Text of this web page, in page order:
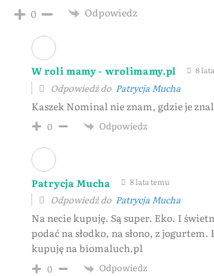
0 Odpowiedz
W roli mamy - wrolimamy.pl 8
Odpowiedź do Patrycja Mucha
Kaszek Nominal nie znam, gdzie je
0 Odpowiedz
Patrycja Mucha 8 lata temu
Odpowiedź do Patrycja Mucha
Na necie kupuję. Są super. Eko. I
podać na słodko, na słono, z jogurtem.
kupuję na biomaluch.pl
0 Odpowiedz